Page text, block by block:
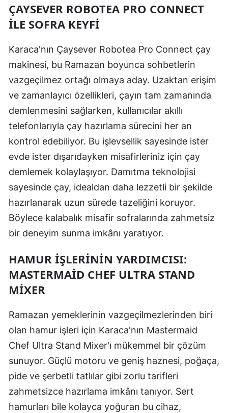
ÇAYSEVER ROBOTEA PRO CONNECT
ILE SOFRA KEYFI
Karaca'nın Çaysever Robotea Pro Connect çay
makinesi, bu Ramazan boyunca sohbetlerin
vazgeçilmez ortağı olmaya aday. Uzaktan erişim
ve zamanlayıcı özellikleri, çayın tam zamanında
demlenmesini sağlarken, kullanıcılar akıllı
telefonlarıyla çay hazırlama sürecini her an
kontrol edebiliyor. Bu işlevsellik sayesinde ister
evde ister dışarıdayken misafirleriniz için çay
demlemek kolaylaşıyor. Damıtma teknolojisi
sayesinde çay, idealdan daha lezzetli bir şekilde
hazırlanarak uzun sürede tazeliğini koruyor.
Böylece kalabalık misafir sofralarında zahmetsiz
bir deneyim sunma imkânı yaratıyor.
HAMUR İŞLERININ YARDIMCISI:
MASTERMAID CHEF ULTRA STAND
MIXER
Ramazan yemeklerinin vazgeçilmezlerinden biri
olan hamur işleri için Karaca'nın Mastermaid
Chef Ultra Stand Mixer'ı mükemmel bir çözüm
sunuyor. Güçlü motoru ve geniş haznesi, poğaça,
pide ve şerbetli tatlılar gibi zorlu tarifleri
zahmetsizce hazırlama imkânı tanıyor. Sert
hamurları bile kolayca yoğuran bu cihaz,